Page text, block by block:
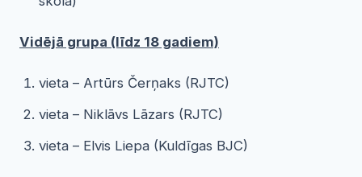
Vidējā grupa (līdz 18 gadiem)
vieta – Artūrs Čerņaks (RJTC)
vieta – Niklāvs Lāzars (RJTC)
vieta – Elvis Liepa (Kuldīgas BJC)